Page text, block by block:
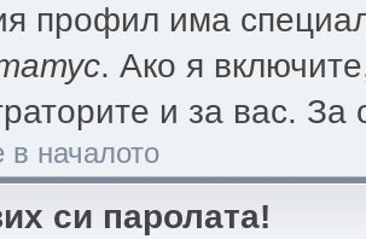
профил има
. Ако я
и за вас. За
в началото
си паролата!